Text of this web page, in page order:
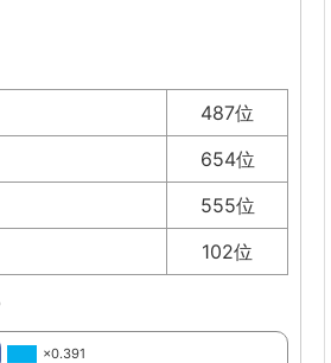
487位
654位
555位
102位
×0.391